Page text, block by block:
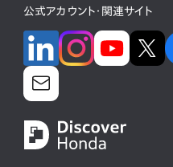
公式アカウント・関連サイト